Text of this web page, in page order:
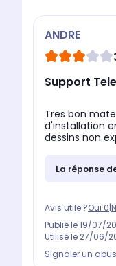
ANDRE
Support Tele
Tres bon
d'installation
dessins non
La réponse
Avis utile ?Oui 0|
Publié le19/07/
Utilisé le 27/06/
Signaler un abus